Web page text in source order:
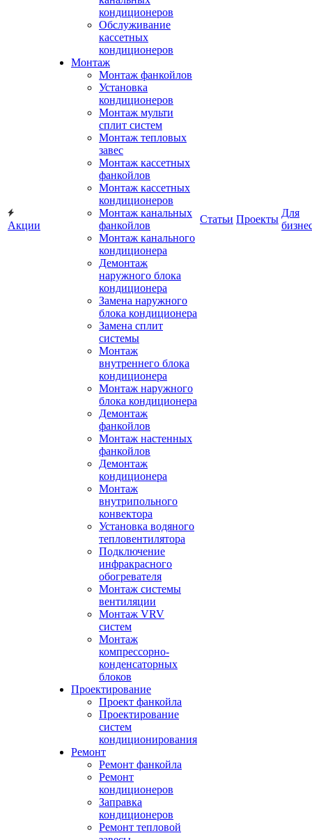
Акции
кондиционеров
Обслуживание
кассетных
кондиционеров
Монтаж
Монтаж фанкойлов
Установка
кондиционеров
Монтаж мульти
сплит систем
Монтаж тепловых
завес
Монтаж кассетных
фанкойлов
Монтаж кассетных
кондиционеров
Монтаж канальных
фанкойлов
Монтаж канального
кондиционера
Демонтаж
наружного блока
кондиционера
Замена наружного
блока кондиционера
Замена сплит
системы
Монтаж
внутреннего блока
кондиционера
Монтаж наружного
блока кондиционера
Демонтаж
фанкойлов
Монтаж настенных
фанкойлов
Демонтаж
кондиционера
Монтаж
внутрипольного
конвектора
Установка водяного
тепловентилятора
Подключение
инфракрасного
обогревателя
Монтаж системы
вентиляции
Монтаж VRV
систем
Монтаж
компрессорно-
конденсаторных
блоков
Проектирование
Проект фанкойла
Проектирование
систем
кондиционирования
Ремонт
Ремонт фанкойла
Ремонт
кондиционеров
Заправка
кондиционеров
Ремонт тепловой
Статьи Проекты
Для